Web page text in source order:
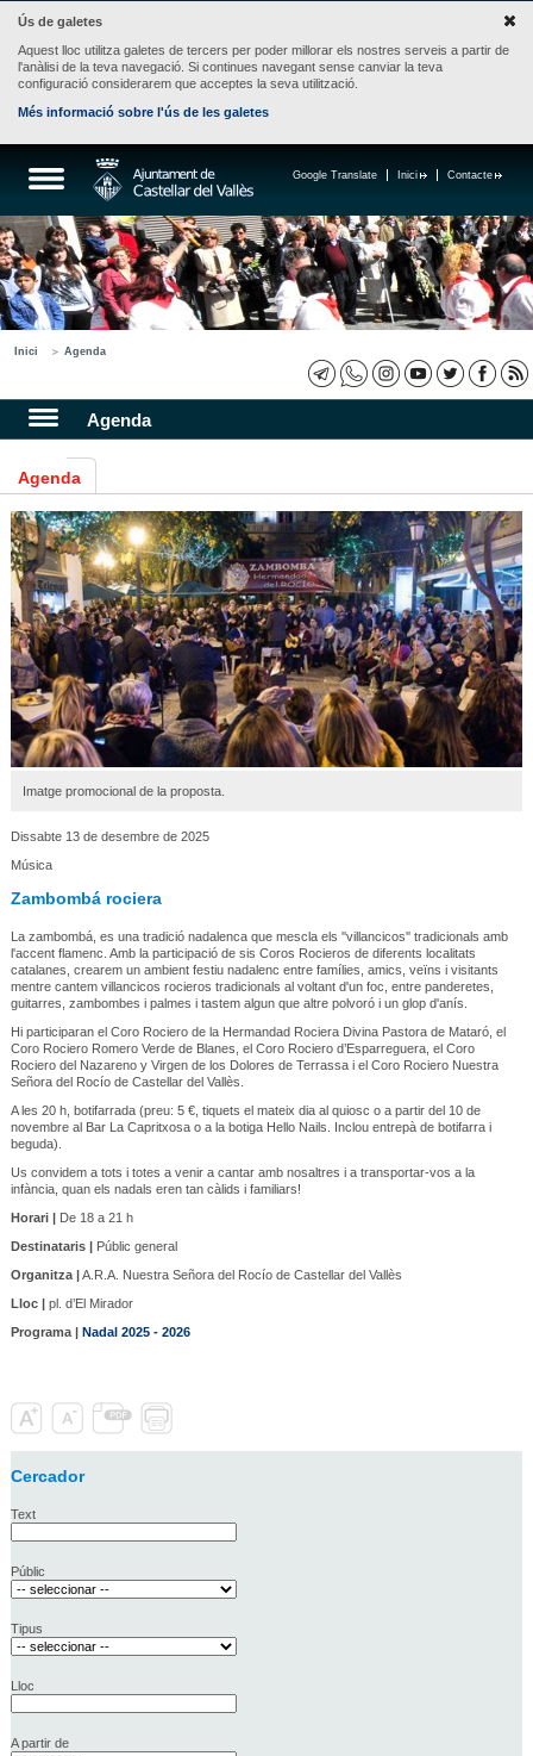
Ús de galetes
Aquest lloc utilitza galetes de tercers per poder millorar els nostres serveis a partir de
l'anàlisi de la teva navegació. Si continues navegant sense canviar la teva
configuració considerarem que acceptes la seva utilització.
Més informació sobre l'ús de les galetes
Contacte
Inici
Google Translate
Inici Agenda
Agenda
Agenda
Imatge promocional de la proposta.
Dissabte 13 de desembre de 2025
Música
Zambombá rociera
La zambombá, es una tradició nadalenca que mescla els ''villancicos'' tradicionals amb
l'accent flamenc. Amb la participació de sis Coros Rocieros de diferents localitats
catalanes, crearem un ambient festiu nadalenc entre famílies, amics, veïns i visitants
mentre cantem villancicos rocieros tradicionals al voltant d'un foc, entre panderetes,
guitarres, zambombes i palmes i tastem algun que altre polvoró i un glop d'anís.
Hi participaran el Coro Rociero de la Hermandad Rociera Divina Pastora de Mataró, el
Coro Rociero Romero Verde de Blanes, el Coro Rociero d’Esparreguera, el Coro
Rociero del Nazareno y Virgen de los Dolores de Terrassa i el Coro Rociero Nuestra
Señora del Rocío de Castellar del Vallès.
A les 20 h, botifarrada (preu: 5 €, tiquets el mateix dia al quiosc o a partir del 10 de
novembre al Bar La Capritxosa o a la botiga Hello Nails. Inclou entrepà de botifarra i
beguda).
Us convidem a tots i totes a venir a cantar amb nosaltres i a transportar-vos a la
infància, quan els nadals eren tan càlids i familiars!
Horari |De 18 a 21 h
Destinataris |Públic general
Organitza |A.R.A. Nuestra Señora del Rocío de Castellar del Vallès
Lloc |pl. d’El Mirador
Programa | Nadal 2025 - 2026
Cercador
Text
Públic
Tipus
Lloc
A partir de